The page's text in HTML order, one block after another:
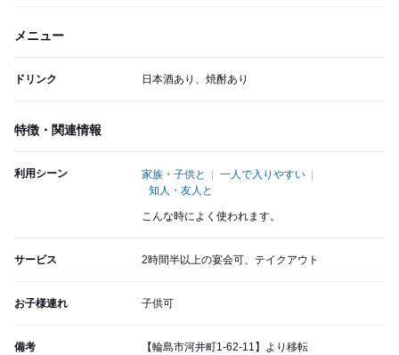
メニュー
ドリンク 日本酒あり、焼酎あり
特徴・関連情報
利用シーン 家族・子供と
一人で入りやすい
知人・友人と
こんな時によく使われます。
サービス 2時間半以上の宴会可、テイクアウト
お子様連れ 子供可
備考 【輪島市河井町1-62-11】より移転